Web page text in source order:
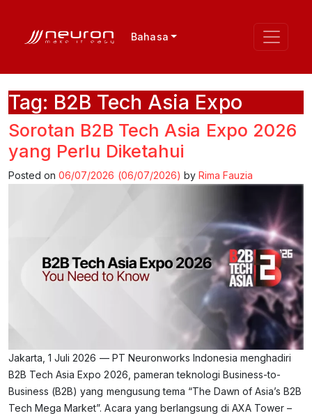
Bahasa
Tag: B2B Tech Asia Expo
Sorotan B2B Tech Asia Expo 2026
yang Perlu Diketahui
Posted on06/07/2026 (06/07/2026) by Rima Fauzia
Jakarta, 1 Juli 2026 — PT Neuronworks Indonesia menghadiri
B2B Tech Asia Expo 2026, pameran teknologi Business-to-
Business (B2B) yang mengusung tema “The Dawn of Asia’s B2B
Tech Mega Market”. Acara yang berlangsung di AXA Tower –